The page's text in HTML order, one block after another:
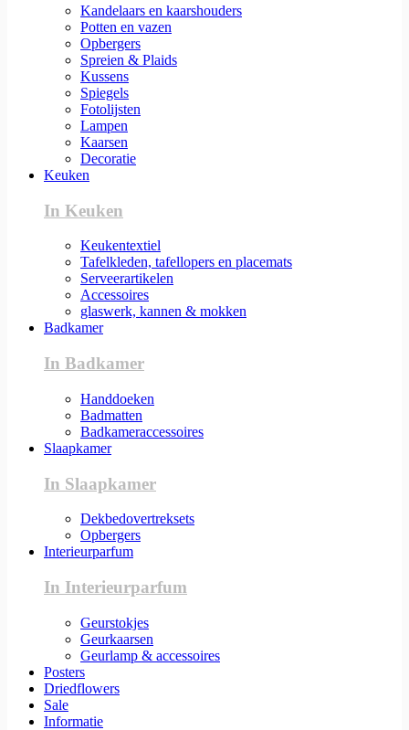
Kandelaars en kaarshouders
Potten en vazen
Opbergers
Spreien & Plaids
Kussens
Spiegels
Fotolijsten
Lampen
Kaarsen
Decoratie
Keuken
In Keuken
Keukentextiel
Tafelkleden, tafellopers en placemats
Serveerartikelen
Accessoires
glaswerk, kannen & mokken
Badkamer
In Badkamer
Handdoeken
Badmatten
Badkameraccessoires
Slaapkamer
In Slaapkamer
Dekbedovertreksets
Opbergers
Interieurparfum
In Interieurparfum
Geurstokjes
Geurkaarsen
Geurlamp & accessoires
Posters
Driedflowers
Sale
Informatie